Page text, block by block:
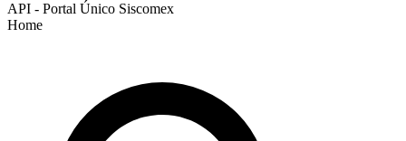
API - Portal Único Siscomex
Home